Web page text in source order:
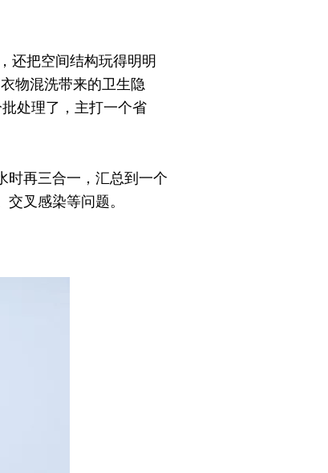
还把空间结构玩得明明
物混洗带来的卫生隐
处理了，主打一个省
时再三合一，汇总到一个
叉感染等问题。